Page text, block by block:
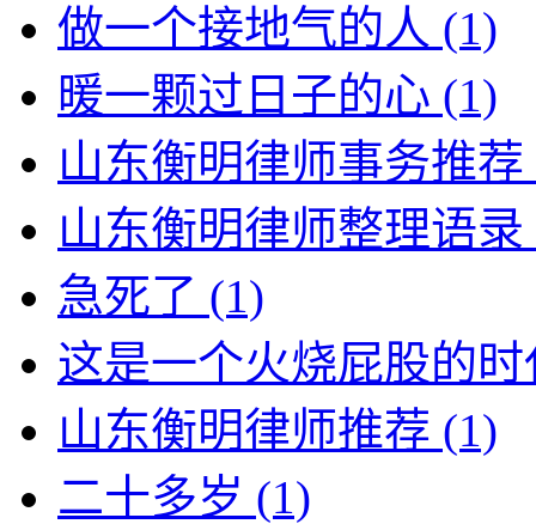
做一个接地气的人 (1)
暖一颗过日子的心 (1)
山东衡明律师事务推荐
山东衡明律师整理语录
急死了 (1)
这是一个火烧屁股的
山东衡明律师推荐 (1)
二十多岁 (1)